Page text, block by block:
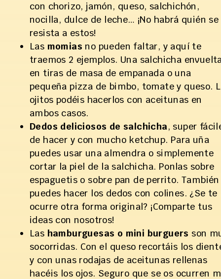
con chorizo, jamón, queso, salchichón,
nocilla, dulce de leche… ¡No habrá quién se
resista a estos!
Las momias no pueden faltar, y aquí te
traemos 2 ejemplos. Una salchicha
en tiras de masa de empanada o una
pequeña pizza de bimbo, tomate y queso.
ojitos podéis hacerlos con aceitunas en
ambos casos.
Dedos deliciosos de salchicha, super
de hacer y con mucho ketchup. Para uña
puedes usar una almendra o simplemente
cortar la piel de la salchicha. Ponlas sobre
espaguetis o sobre pan de perrito. También
puedes hacer los dedos con colines. ¿Se te
ocurre otra forma original? ¡Comparte tus
ideas con nosotros!
Las hamburguesas o mini burguers son
socorridas. Con el queso recortáis los
y con unas rodajas de aceitunas rellenas
hacéis los ojos. Seguro que se os ocurren